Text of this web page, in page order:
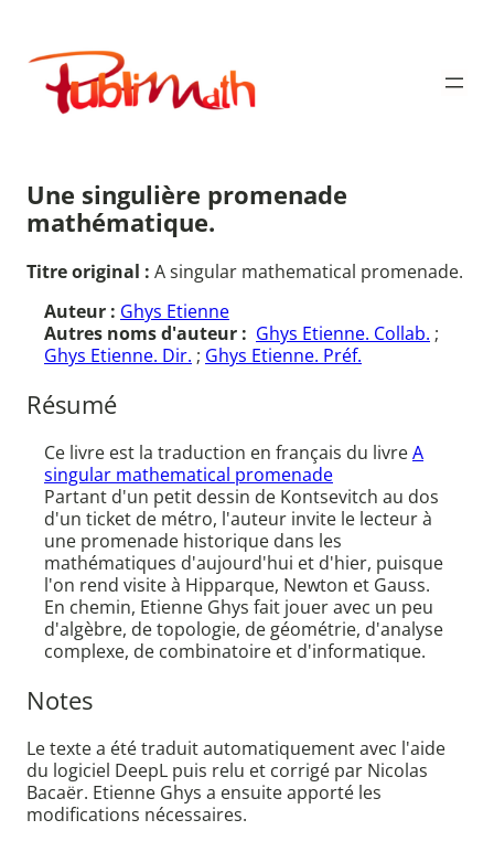
contenu
Publimath
Une singulière promenade
mathématique.
Titre original : A singular mathematical promenade.
Auteur : Ghys Etienne
Autres noms d'auteur : Ghys Etienne. Collab. ;
Ghys Etienne. Dir. ; Ghys Etienne. Préf.
Résumé
Ce livre est la traduction en français du livreA
singular mathematical promenade
Partant d'un petit dessin de Kontsevitch au dos
d'un ticket de métro, l'auteur invite le lecteur à
une promenade historique dans les
mathématiques d'aujourd'hui et d'hier, puisque
l'on rend visite à Hipparque, Newton et Gauss.
En chemin, Etienne Ghys fait jouer avec un peu
d'algèbre, de topologie, de géométrie, d'analyse
complexe, de combinatoire et d'informatique.
Notes
Le texte a été traduit automatiquement avec l'aide
du logiciel DeepL puis relu et corrigé par Nicolas
Bacaër. Etienne Ghys a ensuite apporté les
modifications nécessaires.